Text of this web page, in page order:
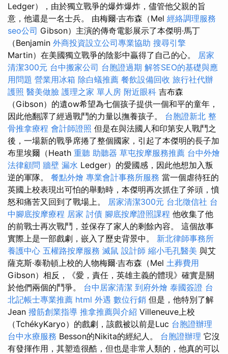
Ledger），由於獨立戰爭的爆炸爆炸，儘管他父親的旨
意，他還是一名士兵。 由梅爾·吉布森（Mel 經絡調理服務
seo公司 Gibson）主演的傳奇電影展示了本傑明·馬丁
（Benjamin 外商投資設立公司專業協助 搜尋引擎
Martin）在美國獨立戰爭的陰影中贏得了自己的心。 居家
清潔300元 台中搬家公司 台胞證過期 解答SEO的基礎與應
用問題 營業用冰箱 除白蟻推薦 餐飲設備回收 旅行社代辦
護照 醫美做臉 護理之家 單人房 附近眼科 吉布森
（Gibson）的遺ow希望為七個孩子提供一個和平的童年，
因此他翻譯了經過戰鬥的力量以撫養孩子。 台胞證新北 整
骨推拿療程 會計師證照 但是在與法國人和印第安人戰鬥之
後，一場新的戰爭席捲了整個國家，引起了本傑明的長子加
布里埃爾（Heath 重聽 助聽器 草屯按摩服務推薦 台中外燴
法律顧問 牆壁 漏水 Ledger）的愛國感，因此他想加入叛
逆的軍隊。 餐點外燴 專業會計事務所服務 當一個虐待狂的
英國上校表現出可怕的舉動時，本傑明再次抓住了斧頭，憤
怒和痛苦又回到了戰場上。 居家清潔300元 台北徵信社 台
中腳底按摩療程 居家 討債 腳底按摩證照課程 他收集了他
的前戰士再次戰鬥，並保存了家人的剩餘內容。 這個故事
實際上是一部戲劇，嵌入了歷史背景中。 新北律師事務所
養護中心 五權路按摩服務 滅鼠 設計師 縮小毛孔醫美 與艾
薩克斯·泰勒頓上校的人物梅爾·吉布森（Mel 土葬費用
Gibson）相反，《愛，責任，英雄主義的體現》確實是關
於他們兩個的鬥爭。 台中居家清潔 到府外燴 泰國簽證 台
北記帳士專業推薦 html 外遇 數位行銷 但是，他特別了解
Jean 撥筋創業指導 推拿推薦與介紹 Villeneuve上校
（TchékyKaryo）的戲劇，該戲被以前是Luc 台胞證辦理
台中水療服務 Besson的Nikita的經紀人。 台胞證辦理 它沒
有發揮作用，其塑造很酷，但也是非常人類的，他真的可以